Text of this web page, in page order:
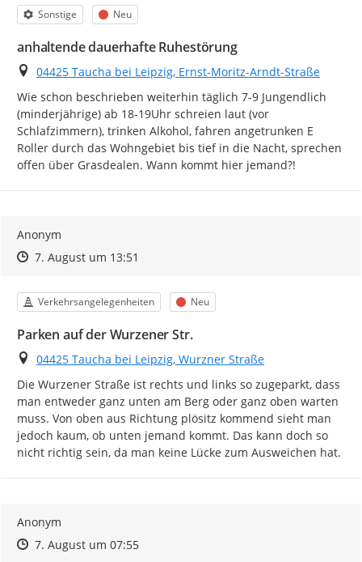
Kategorie
Sonstige Status
Neu
anhaltende dauerhafte Ruhestörung
Ort
04425 Taucha bei Leipzig, Ernst-Moritz-Arndt-Straße
Wie schon beschrieben weiterhin täglich 7-9 Jungendlich
(minderjährige) ab 18-19Uhr schreien laut (vor
Schlafzimmern), trinken Alkohol, fahren angetrunken E
Roller durch das Wohngebiet bis tief in die Nacht, sprechen
offen über Grasdealen. Wann kommt hier jemand?!
Anonym
Zeitpunkt des Erstellens
Zeitpunkt des Erstellens
7. August um 13:51
Kategorie
Verkehrsangelegenheiten Status
Neu
Parken auf der Wurzener Str.
Ort
04425 Taucha bei Leipzig, Wurzner Straße
Die Wurzener Straße ist rechts und links so zugeparkt, dass
man entweder ganz unten am Berg oder ganz oben warten
muss. Von oben aus Richtung plösitz kommend sieht man
jedoch kaum, ob unten jemand kommt. Das kann doch so
nicht richtig sein, da man keine Lücke zum Ausweichen hat.
Anonym
Zeitpunkt des Erstellens
Zeitpunkt des Erstellens
7. August um 07:55Zur Äußerung